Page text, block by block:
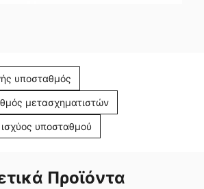
υποσταθμός
μετασχηματιστών
υποσταθμού
Προϊόντα